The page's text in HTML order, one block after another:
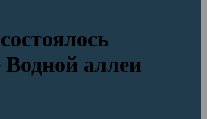
аллеи